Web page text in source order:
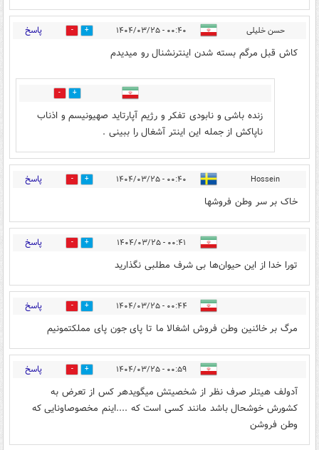
حسن خلیلی ۰۰:۴۰ - ۱۴۰۴/۰۳/۲۵ 9 پاسخ
کاش قبل مرگم بسته شدن اینترنشنال رو میدیدم
0
زنده باشی و نابودی تفکر و رژیم آپارتاید صهیونیسم و اذناب
ناپاکش از جمله این اینتر آشغال را ببینی .
Hossein ۰۰:۴۰ - ۱۴۰۴/۰۳/۲۵ 12 پاسخ
خاک بر سر وطن فروشها
۰۰:۴۱ - ۱۴۰۴/۰۳/۲۵ 6 پاسخ
تورا خدا از این حیوان‌ها بی شرف مطلبی نگذارید
۰۰:۴۴ - ۱۴۰۴/۰۳/۲۵ 9 پاسخ
مرگ بر خائنین وطن فروش اشغالا ما تا پای جون پای مملکتمونیم
۰۰:۵۹ - ۱۴۰۴/۰۳/۲۵ 5 پاسخ
آدولف هیتلر صرف نظر از شخصیتش میگویدهر کس از تعرض به
کشورش خوشحال باشد مانند کسی است که ....اینم مخصوصاونایی که
وطن فروشن